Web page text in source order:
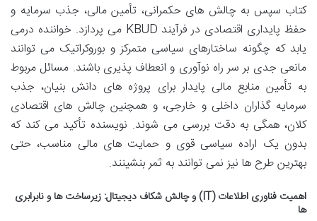
کتاب سپس به چالش های حکمرانی، تأمین مالی، جذب سرمایه و
حفظ پایداری اقتصادی در فرآیند KBUD می پردازد. خواننده درمی
یابد که چگونه ساختارهای سیاسی متمرکز و بوروکراتیک می توانند
مانعی جدی بر سر راه نوآوری و انعطاف پذیری باشند. مسائل مربوط
به تأمین منابع مالی پایدار برای پروژه های دانش بنیان، جذب
سرمایه گذاران داخلی و خارجی، و همچنین چالش های اقتصادی
کلان، همگی به دقت بررسی می شوند. نویسنده تأکید می کند که
بدون یک اراده سیاسی قوی و حمایت های مالی مناسب، حتی
بهترین طرح ها نیز نمی توانند به ثمر بنشینند.
اهمیت فناوری اطلاعات (IT) و چالش شکاف دیجیتال: زیرساخت ها و نابرابری
ها